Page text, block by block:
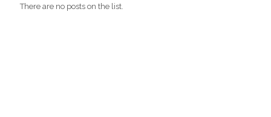
There are no posts on the list.